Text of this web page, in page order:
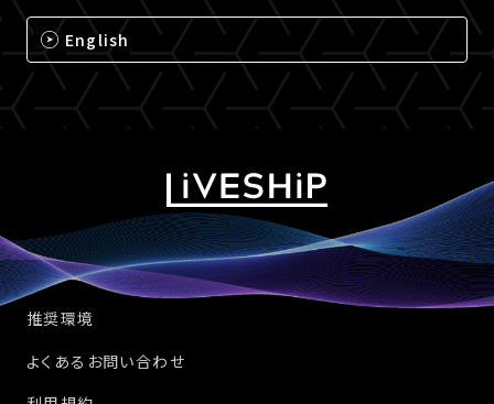
English
推奨環境
よくあるお問い合わせ